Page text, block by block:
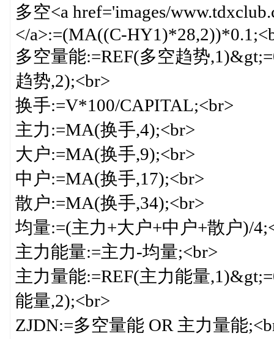
多空<a href='images/
</a>:=(MA((C-
多空量能:=REF(多空趋势
趋势,2);<br>
换手:=V*100/CAPITAL;<br>
主力:=MA(换手,4);<br>
大户:=MA(换手,9);<br>
中户:=MA(换手,17);<br>
散户:=MA(换手,34);<br>
均量:=(主力+大户+中户+散户)/
主力能量:=主力-均量;<br>
主力量能:=REF(主力能量
能量,2);<br>
ZJDN:=多空量能 OR 主力量能